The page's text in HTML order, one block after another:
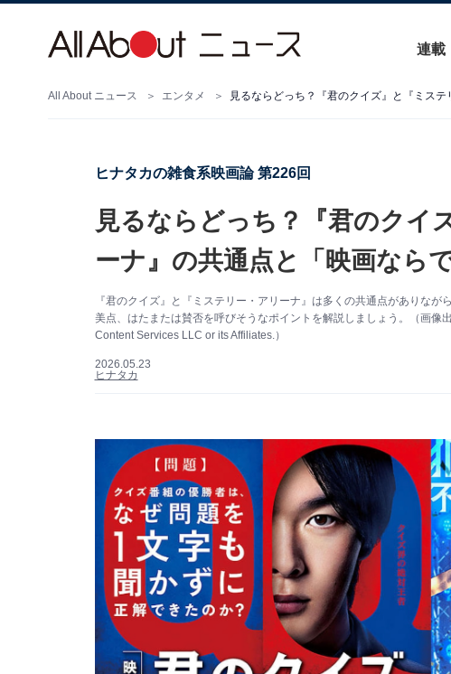
連載
All About ニュース エンタメ 見るならどっち？『君のクイズ』と『ミス
ヒナタカの雑食系映画論 第226回
見るならどっち？『君のクイ
ーナ』の共通点と「映画なら
『君のクイズ』と『ミステリー・アリーナ』は多くの共通点がありな
美点、はたまたは賛否を呼びそうなポイントを解説しましょう。（画
Content Services LLC or its Affiliates.）
2026.05.23
ヒナタカ